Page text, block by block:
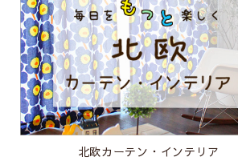
北欧カーテン・インテリア